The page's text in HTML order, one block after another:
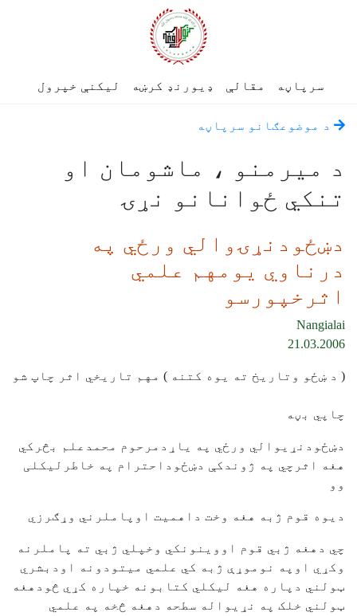
سرپاڼه مقالې ډیورنډ کرښه لیکنې خپرول
د موضوعګانو سرپاڼه
د میرمنو ، ماشومان او
تنکي ځوانانو نړۍ
دښځودنړۍوالي ورځي په
درناوي يومهم علمي
اثرخپورسو
Nangialai
21.03.2006
( د ښځو وتاريخ ته يوه کتنه ) مهم تاريخي اثر چاپ شو
چاپي بڼه
دښځودنړيوالي ورځي په ياړدمرحوم محمدعلم بڅرکي
هغه اثرچي په ژوندکې دښځوداحترام په خاطرليکلی
وو
ديوه قوم ژبه هغه وخت داهميت اوپاملرني وړګرزي
چي دهغه ژبي قوم اووينونکي وخپلي ژبي ته پاملرنه
وکړي اوپه نوموړې ژبه کي علمي ميتودونه اودبشري
ټولني دپاره هغه ليکلي کتابونه خپاره کړي څودهغه
ټولني خلک په نړيواله سطحه دهغه څخه په علمي